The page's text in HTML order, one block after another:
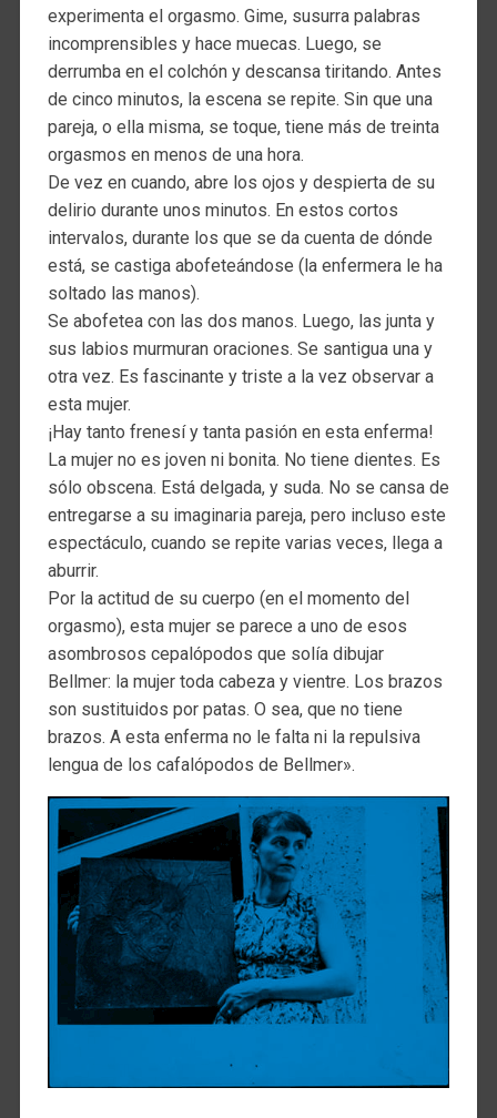
experimenta el orgasmo. Gime, susurra palabras
incomprensibles y hace muecas. Luego, se
derrumba en el colchón y descansa tiritando. Antes
de cinco minutos, la escena se repite. Sin que una
pareja, o ella misma, se toque, tiene más de treinta
orgasmos en menos de una hora.
De vez en cuando, abre los ojos y despierta de su
delirio durante unos minutos. En estos cortos
intervalos, durante los que se da cuenta de dónde
está, se castiga abofeteándose (la enfermera le ha
soltado las manos).
Se abofetea con las dos manos. Luego, las junta y
sus labios murmuran oraciones. Se santigua una y
otra vez. Es fascinante y triste a la vez observar a
esta mujer.
¡Hay tanto frenesí y tanta pasión en esta enferma!
La mujer no es joven ni bonita. No tiene dientes. Es
sólo obscena. Está delgada, y suda. No se cansa de
entregarse a su imaginaria pareja, pero incluso este
espectáculo, cuando se repite varias veces, llega a
aburrir.
Por la actitud de su cuerpo (en el momento del
orgasmo), esta mujer se parece a uno de esos
asombrosos cepalópodos que solía dibujar
Bellmer: la mujer toda cabeza y vientre. Los brazos
son sustituidos por patas. O sea, que no tiene
brazos. A esta enferma no le falta ni la repulsiva
lengua de los cafalópodos de Bellmer».